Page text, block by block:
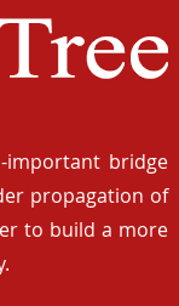
important bridge
propagation of
to build a more